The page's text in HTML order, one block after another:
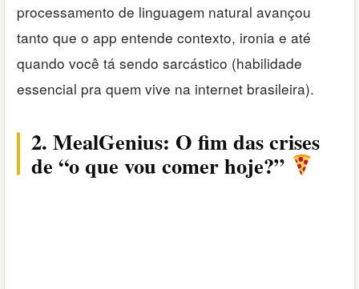
processamento de linguagem natural avançou
tanto que o app entende contexto, ironia e até
quando você tá sendo sarcástico (habilidade
essencial pra quem vive na internet brasileira).
2. MealGenius: O fim das crises
de “o que vou comer hoje?”